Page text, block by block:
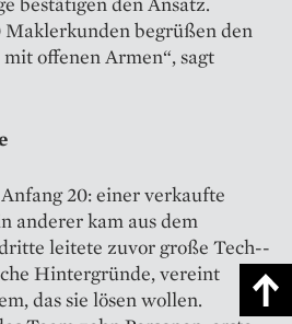
Maklerkunden begrüßen den
offenen Armen“, sagt
20: einer verkaufte
anderer kam aus dem
leitete zuvor große Tech-­
Hintergründe, vereint
das sie lösen wollen.